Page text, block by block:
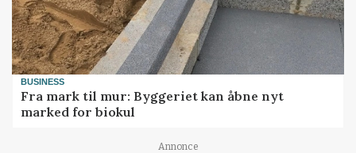
BUSINESS
Fra mark til mur: Byggeriet kan åbne nyt
marked for biokul
Annonce